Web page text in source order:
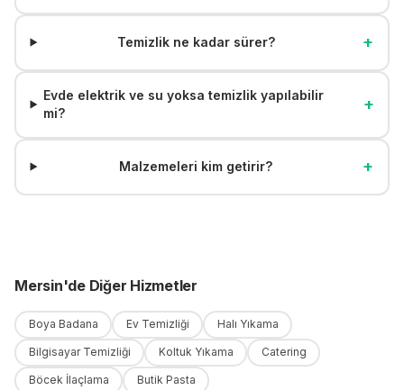
Temizlik ne kadar sürer? +
Evde elektrik ve su yoksa temizlik yapılabilir
mi?
+
Malzemeleri kim getirir? +
Mersin'deDiğer Hizmetler
Boya Badana Ev Temizliği Halı Yıkama
Bilgisayar Temizliği Koltuk Yıkama Catering
Böcek İlaçlama Butik Pasta